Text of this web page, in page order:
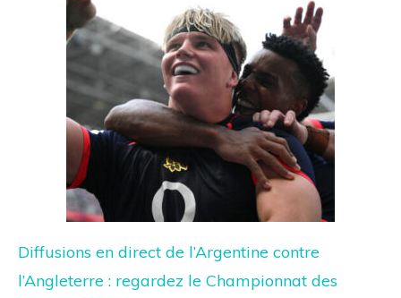
Diffusions en direct de l’Argentine contre
l’Angleterre : regardez le Championnat des